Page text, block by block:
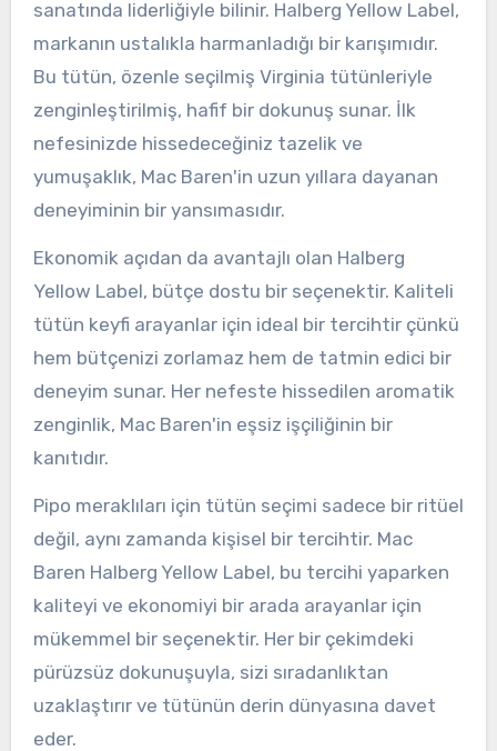
sanatında liderliğiyle bilinir. Halberg Yellow Label,
markanın ustalıkla harmanladığı bir karışımıdır.
Bu tütün, özenle seçilmiş Virginia tütünleriyle
zenginleştirilmiş, hafif bir dokunuş sunar. İlk
nefesinizde hissedeceğiniz tazelik ve
yumuşaklık, Mac Baren'in uzun yıllara dayanan
deneyiminin bir yansımasıdır.
Ekonomik açıdan da avantajlı olan Halberg
Yellow Label, bütçe dostu bir seçenektir. Kaliteli
tütün keyfi arayanlar için ideal bir tercihtir çünkü
hem bütçenizi zorlamaz hem de tatmin edici bir
deneyim sunar. Her nefeste hissedilen aromatik
zenginlik, Mac Baren'in eşsiz işçiliğinin bir
kanıtıdır.
Pipo meraklıları için tütün seçimi sadece bir ritüel
değil, aynı zamanda kişisel bir tercihtir. Mac
Baren Halberg Yellow Label, bu tercihi yaparken
kaliteyi ve ekonomiyi bir arada arayanlar için
mükemmel bir seçenektir. Her bir çekimdeki
pürüzsüz dokunuşuyla, sizi sıradanlıktan
uzaklaştırır ve tütünün derin dünyasına davet
eder.